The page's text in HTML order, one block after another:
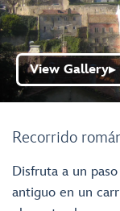
Recorrido
View Gallery▶
Disfruta a un
antiguo en un